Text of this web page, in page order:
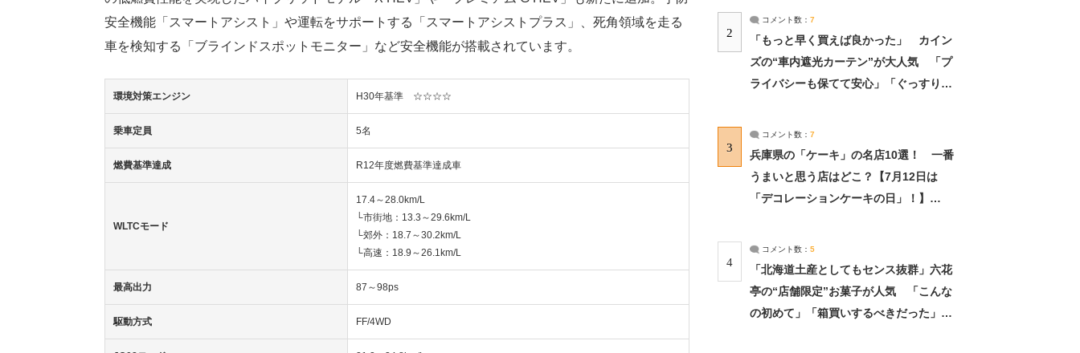
安全機能「スマートアシスト」や運転をサポートする「スマートアシストプラス」、死角領域を走る
車を検知する「ブラインドスポットモニター」など安全機能が搭載されています。
環境対策エンジン H30年基準 ☆☆☆☆
乗車定員 5名
燃費基準達成 R12年度燃費基準達成車
WLTCモード
17.4～28.0km/L
└市街地：13.3～29.6km/L
└郊外：18.7～30.2km/L
└高速：18.9～26.1km/L
最高出力 87～98ps
駆動方式 FF/4WD
2
コメント数： 7
「もっと早く買えば良かった」 カイン
ズの“車内遮光カーテン”が大人気 「プ
ライバシーも保てて安心」「ぐっすり眠
3
コメント数： 7
兵庫県の「ケーキ」の名店10選！ 一番
うまいと思う店はどこ？【7月12日は
「デコレーションケーキの日」！】
4
コメント数： 5
「北海道土産としてもセンス抜群」六花
亭の“店舗限定”お菓子が人気 「こんな
の初めて」「箱買いするべきだった」